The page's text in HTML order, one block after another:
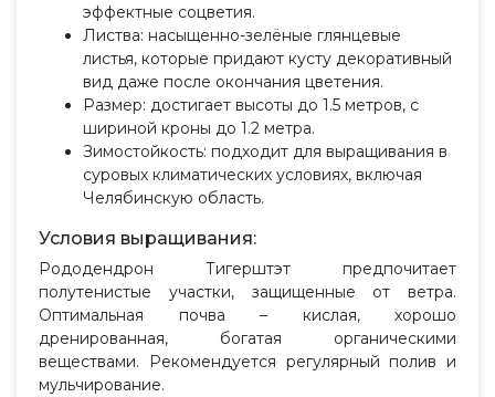
эффектные соцветия.
Листва: насыщенно-зелёные глянцевые
листья, которые придают кусту декоративный
вид даже после окончания цветения.
Размер: достигает высоты до 1.5 метров, с
шириной кроны до 1.2 метра.
Зимостойкость: подходит для выращивания в
суровых климатических условиях, включая
Челябинскую область.
Условия выращивания:
Рододендрон Тигерштэт предпочитает
полутенистые участки, защищенные от ветра.
Оптимальная почва – кислая, хорошо
дренированная, богатая органическими
веществами. Рекомендуется регулярный полив и
мульчирование.